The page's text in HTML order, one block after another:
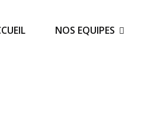
NOS EQUIPES